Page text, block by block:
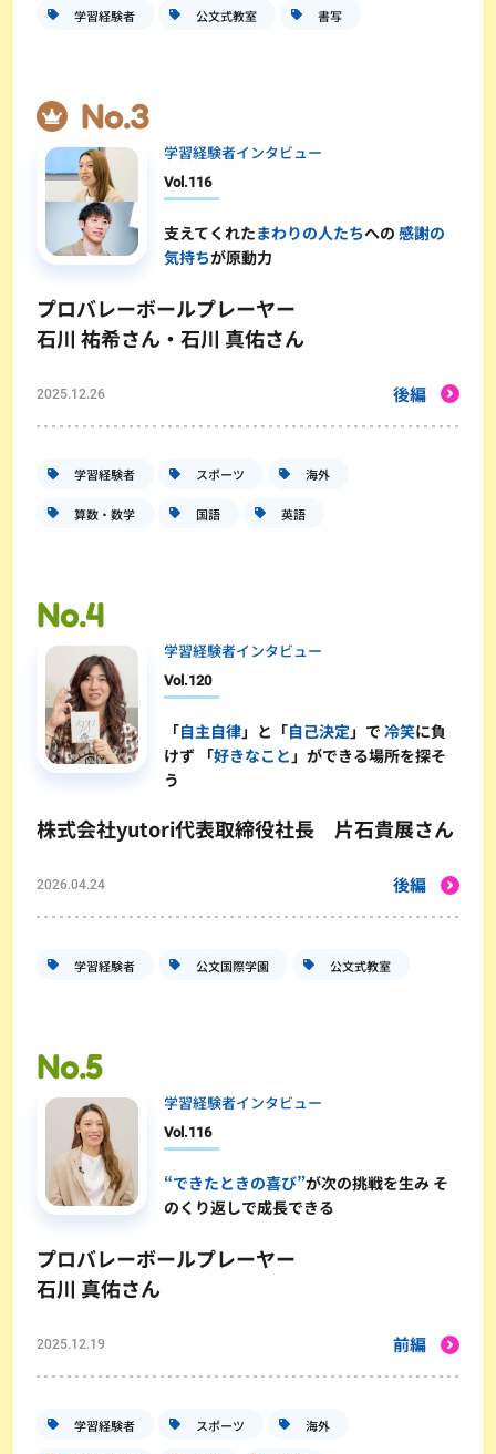
学習経験者 公文式教室 書写
学習経験者インタビュー
Vol.116
支えてくれたまわりの人たちへの感謝の
気持ちが原動力
プロバレーボールプレーヤー
石川 祐希さん・石川 真佑さん
2025.12.26 後編
学習経験者 スポーツ 海外
算数・数学 国語 英語
学習経験者インタビュー
Vol.120
「自主自律」と「自己決定」で冷笑に負
けず 「好きなこと」ができる場所を探そ
う
株式会社yutori代表取締役社長 片石貴展さん
2026.04.24 後編
学習経験者 公文国際学園 公文式教室
学習経験者インタビュー
Vol.116
“できたときの喜び”が次の挑戦を生み そ
のくり返しで成長できる
プロバレーボールプレーヤー
石川 真佑さん
2025.12.19 前編
学習経験者 スポーツ 海外